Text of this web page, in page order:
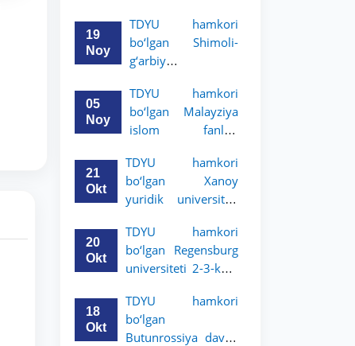
himoyasi bo‘lib
o‘tadi
19
Noy
TDYU hamkori
bo‘lgan Shimoli-
g‘arbiy
huquq universiteti
2-3-kurs talabalari
uchun akademik
e’lon qildi
05
Noy
TDYU hamkori
bo‘lgan Malayziya
islom fanlari
kurs talabalari
uchun akademik
mobillik dasturini
21
Okt
TDYU hamkori
bo‘lgan Xanoy
yuridik universiteti
talabalari uchun
akademik mobillik
dasturini e’lon qildi
20
Okt
TDYU hamkori
bo‘lgan Regensburg
universiteti 2-3-kurs
akademik mobillik
dasturini e’lon qildi
18
Okt
TDYU hamkori
bo‘lgan
Butunrossiya davlat